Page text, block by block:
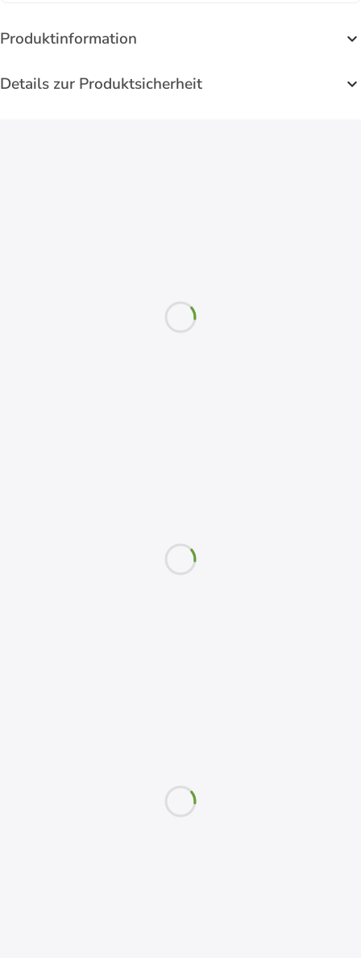
Produktinformation
Details zur Produktsicherheit